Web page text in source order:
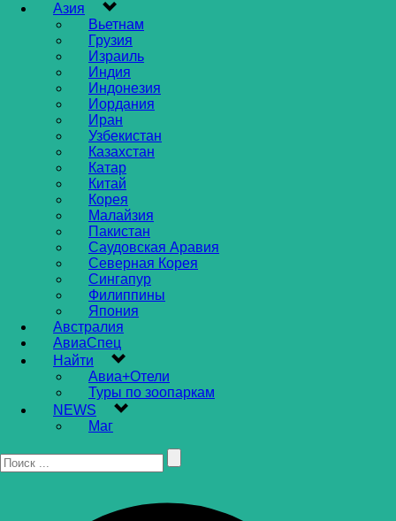
Азия
Вьетнам
Грузия
Израиль
Индия
Индонезия
Иордания
Иран
Узбекистан
Казахстан
Катар
Китай
Корея
Малайзия
Пакистан
Саудовская Аравия
Северная Корея
Сингапур
Филиппины
Япония
Австралия
АвиаСпец
Найти
Авиа+Отели
Туры по зоопаркам
NEWS
Маг